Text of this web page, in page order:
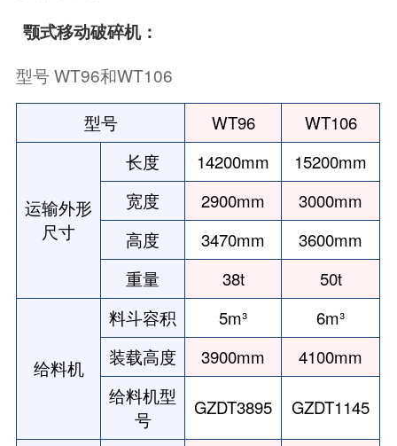
颚式移动破碎机：
型号 WT96和WT106
型号 WT96 WT106
运输外形
尺寸
长度 14200mm
15200mm
宽度
2900mm
3000mm
高度
3470mm
3600mm
重量
38t 50t
给料机
料斗容积 5m³
6m³
装载高度
3900mm
4100mm
给料机型
号
GZDT3895 GZDT1145